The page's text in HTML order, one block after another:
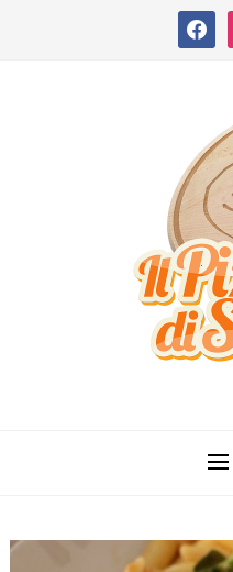
facebook